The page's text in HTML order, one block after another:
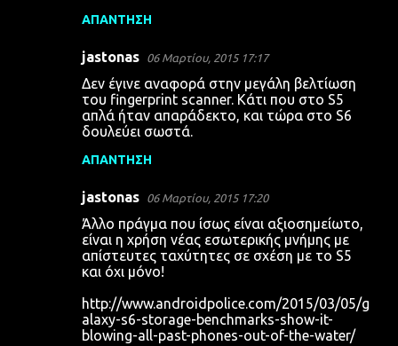
ΑΠΆΝΤΗΣΗ
jastonas 06 Μαρτίου, 2015 17:17
Δεν έγινε αναφορά στην μεγάλη βελτίωση
του fingerprint scanner. Κάτι που στο S5
απλά ήταν απαράδεκτο, και τώρα στο S6
δουλεύει σωστά.
ΑΠΆΝΤΗΣΗ
jastonas 06 Μαρτίου, 2015 17:20
Άλλο πράγμα που ίσως είναι αξιοσημείωτο,
είναι η χρήση νέας εσωτερικής μνήμης με
απίστευτες ταχύτητες σε σχέση με το S5
και όχι μόνο!
http://www.androidpolice.com/2015/03/05/g
alaxy-s6-storage-benchmarks-show-it-
blowing-all-past-phones-out-of-the-water/